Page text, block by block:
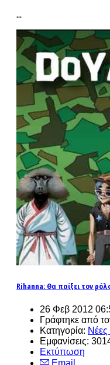
...
Rihanna: Θα παίξει τον
26 Φεβ 2012
Γράφτηκε από
Κατηγορία:
Εμφανίσεις:
Εκτύπωση